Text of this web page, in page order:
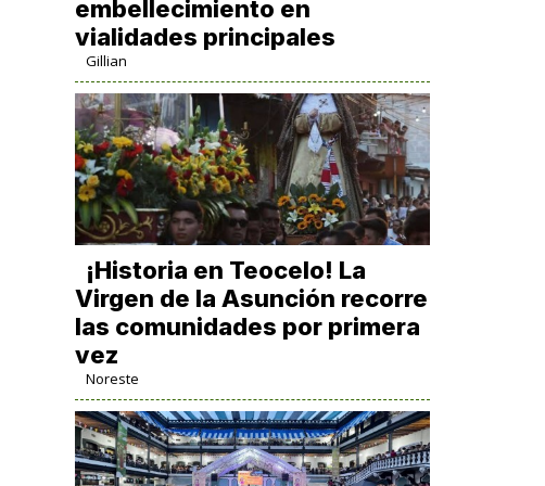
embellecimiento en
vialidades principales
Gillian
​¡Historia en Teocelo! La
Virgen de la Asunción recorre
las comunidades por primera
vez
Noreste